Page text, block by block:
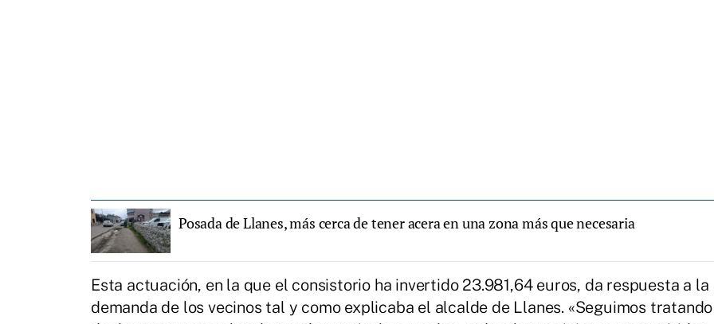
Posada de Llanes, más cerca de tener acera en una zona más que necesaria
Esta actuación, en la que el consistorio ha invertido 23.981,64 euros, da respuesta a la
demanda de los vecinos tal y como explicaba el alcalde de Llanes. «Seguimos tratando